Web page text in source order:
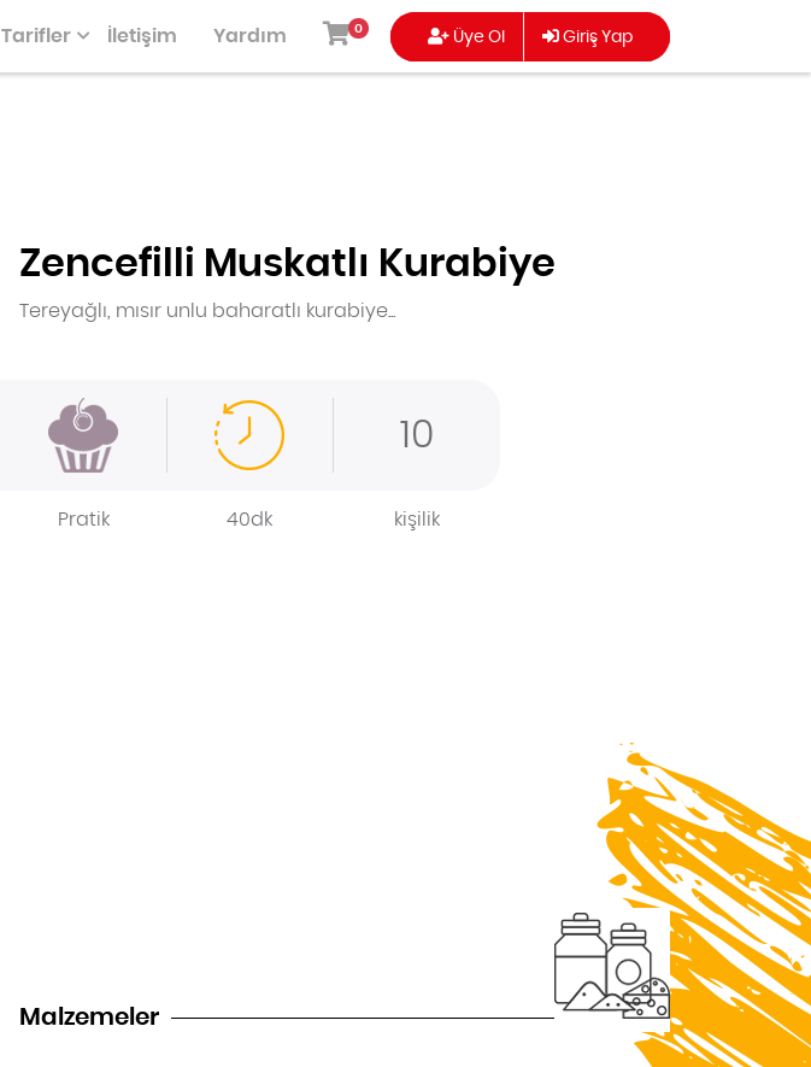
KEK & PASTA KALIPLARI SERISI TEMALI SERI
Tarifler
KURABIYELER TUZLULAR
İletişim Yardım 0 Üye Ol Giriş Yap
Zencefilli Muskatlı Kurabiye
Tereyağlı, mısır unlu baharatlı kurabiye...
Pratik 40dk
10
kişilik
Malzemeler